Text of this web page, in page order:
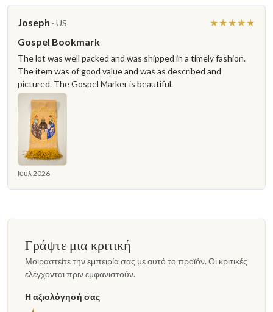
Joseph · US
★★★★★
Gospel Bookmark
The lot was well packed and was shipped in a timely fashion.
The item was of good value and was as described and
pictured. The Gospel Marker is beautiful.
Ιούλ 2026
Γράψτε μια κριτική
Μοιραστείτε την εμπειρία σας με αυτό το προϊόν. Οι κριτικές
ελέγχονται πριν εμφανιστούν.
Η αξιολόγησή σας